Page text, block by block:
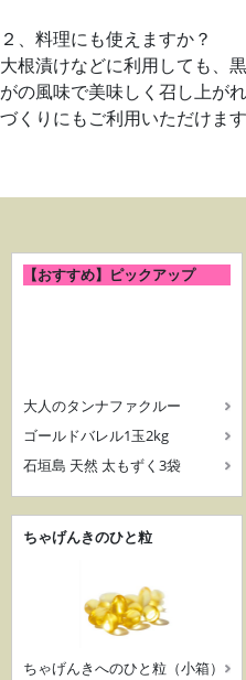
２、料理にも使えますか？
大根漬けなどに利用しても、
がの風味で美味しく召し上が
づくりにもご利用いただけます
【おすすめ】ピックアップ
大人のタンナファクルー
ゴールドバレル1玉2kg
石垣島 天然 太もずく3袋
ちゃげんきのひと粒
ちゃげんきへのひと粒（小箱）